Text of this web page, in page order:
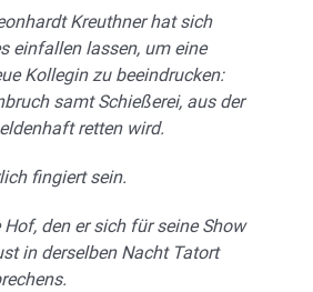
Kreuthner hat sich
einfallen lassen, um eine
Kollegin zu beeindrucken:
samt Schießerei, aus der
retten wird.
fingiert sein.
den er sich für seine Show
in derselben Nacht Tatort